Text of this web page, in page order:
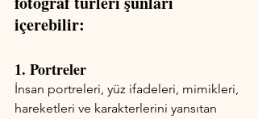
içerebilir:
1. Portreler
İnsan portreleri, yüz ifadeleri, mimikleri,
hareketleri ve karakterlerini yansıtan